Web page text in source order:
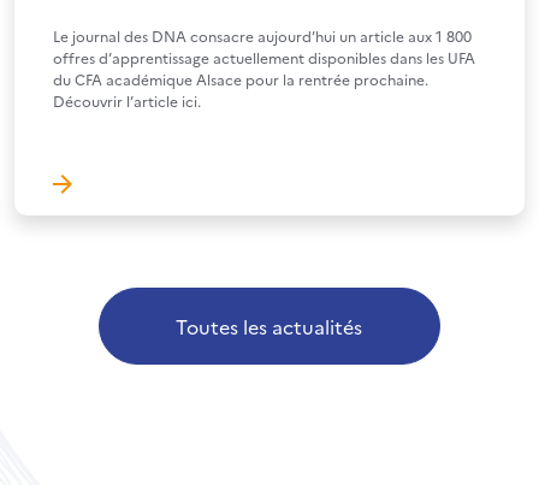
Le journal des DNA consacre aujourd’hui un article aux 1 800
offres d’apprentissage actuellement disponibles dans les UFA
du CFA académique Alsace pour la rentrée prochaine.
Découvrir l’article ici.
Toutes les actualités